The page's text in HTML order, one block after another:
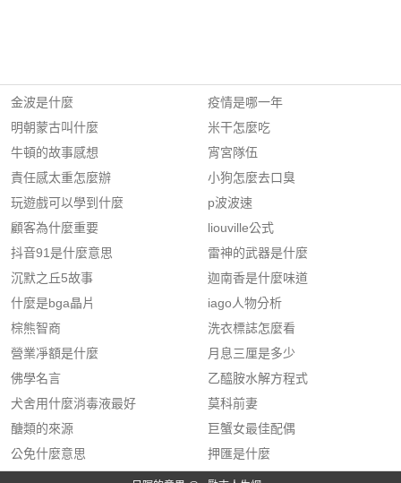
金波是什麼
明朝蒙古叫什麼
牛頓的故事感想
責任感太重怎麼辦
玩遊戲可以學到什麼
顧客為什麼重要
抖音91是什麼意思
沉默之丘5故事
什麼是bga晶片
棕熊智商
營業凈額是什麼
佛學名言
犬舍用什麼消毒液最好
醣類的來源
公免什麼意思
疫情是哪一年
米干怎麼吃
宵宮隊伍
小狗怎麼去口臭
p波波速
liouville公式
雷神的武器是什麼
迦南香是什麼味道
iago人物分析
洗衣標誌怎麼看
月息三厘是多少
乙醯胺水解方程式
莫科前妻
巨蟹女最佳配偶
押匯是什麼